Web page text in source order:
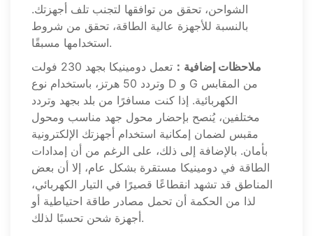
الشواحن، تحقق من توافقها لتجنب تلف أجهزتك.
بالنسبة للأجهزة عالية الطاقة، تحقق من شروط
استخدامها مسبقًا.
ملاحظات إضافية：
تعمل دومينيكا بجهد 230 فولت
وتردد 50 هرتز، باستخدام نوع D و G من المقابس
الكهربائية. إذا كنت مسافرًا من بلد بجهد وتردد
مختلفين، يُنصح بإحضار محول جهد مناسب ومحول
مقبس لضمان إمكانية استخدام أجهزتك الإلكترونية
بأمان. بالإضافة إلى ذلك، على الرغم من أن إمدادات
الطاقة في دومينيكا مستقرة بشكل عام، إلا أن بعض
المناطق قد تشهد انقطاعًا قصيرًا في التيار الكهربائي،
لذا من الحكمة أن تحمل مصادر طاقة احتياطية أو
أجهزة شحن تحسبًا لذلك.